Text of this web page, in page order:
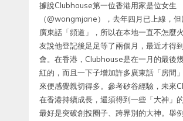
據說Clubhouse第一位香港用家是位女生
（@wongmjane），去年四月已上線，但
廣東話「頻道」，所以在本地一直不怎麼
友說他登記後足足等了兩個月，最近才得
會。在香港，Clubhouse是在一月的最後
紅的，而且一下子增加許多廣東話「房間
來便感覺親切得多。參考矽谷經驗，未來
在香港持續成長，還須得到一些「大神」
最好是突破創投圈子、跨界別的大神。舉